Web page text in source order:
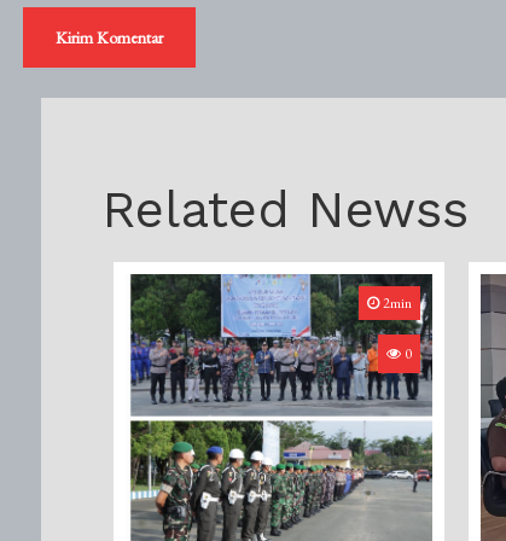
Related Newss
2min
0